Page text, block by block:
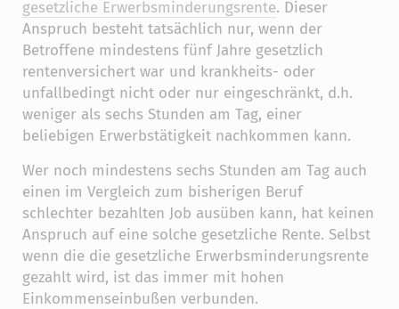
gesetzliche Erwerbsminderungsrente. Dieser
Anspruch besteht tatsächlich nur, wenn der
Betroffene mindestens fünf Jahre gesetzlich
rentenversichert war und krankheits- oder
unfallbedingt nicht oder nur eingeschränkt, d.h.
weniger als sechs Stunden am Tag, einer
beliebigen Erwerbstätigkeit nachkommen kann.
Wer noch mindestens sechs Stunden am Tag auch
einen im Vergleich zum bisherigen Beruf
schlechter bezahlten Job ausüben kann, hat keinen
Anspruch auf eine solche gesetzliche Rente. Selbst
wenn die die gesetzliche Erwerbsminderungsrente
gezahlt wird, ist das immer mit hohen
Einkommenseinbußen verbunden.